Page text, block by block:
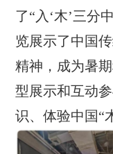
了“入‘木’三分
览展示了中国
精神，成为暑
型展示和互动
识、体验中国“